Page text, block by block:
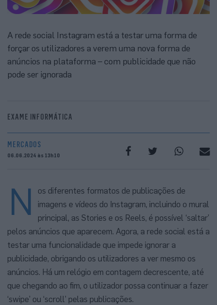
A rede social Instagram está a testar uma forma de
forçar os utilizadores a verem uma nova forma de
anúncios na plataforma – com publicidade que não
pode ser ignorada
EXAME INFORMÁTICA
MERCADOS
06.06.2024 às 13h10
N
os diferentes formatos de publicações de
imagens e vídeos do Instagram, incluindo o mural
principal, as Stories e os Reels, é possível ‘saltar’
pelos anúncios que aparecem. Agora, a rede social está a
testar uma funcionalidade que impede ignorar a
publicidade, obrigando os utilizadores a ver mesmo os
anúncios. Há um relógio em contagem decrescente, até
que chegando ao fim, o utilizador possa continuar a fazer
‘swipe’ ou ‘scroll’ pelas publicações.